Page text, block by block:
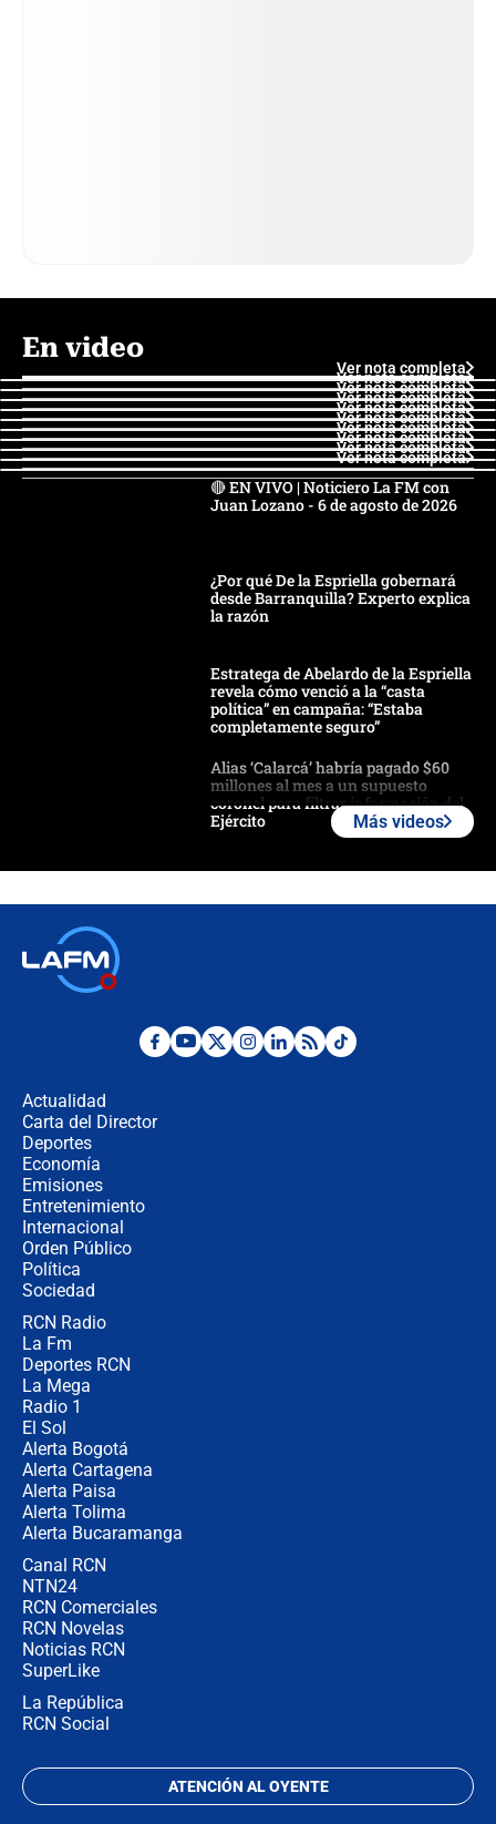
En video
Ver nota completa
Ver nota completa
Ver nota completa
Ver nota completa
Ver nota completa
Ver nota completa
Ver nota completa
Ver nota completa
Ver nota completa
Ver nota completa
🔴 EN VIVO | Noticiero La FM con
Juan Lozano - 6 de agosto de 2026
¿Por qué De la Espriella gobernará
desde Barranquilla? Experto explica
la razón
Estratega de Abelardo de la Espriella
revela cómo venció a la “casta
política” en campaña: “Estaba
completamente seguro”
Alias ‘Calarcá’ habría pagado $60
millones al mes a un supuesto
coronel para filtrar información del
Ejército
director de la Policía
Ministro de Defensa no descarta el
Más videos
Actualidad
Carta del Director
Deportes
Economía
Emisiones
Entretenimiento
Internacional
Orden Público
Política
Sociedad
RCN Radio
La Fm
Deportes RCN
La Mega
Radio 1
El Sol
Alerta Bogotá
Alerta Cartagena
Alerta Paisa
Alerta Tolima
Alerta Bucaramanga
Canal RCN
NTN24
RCN Comerciales
RCN Novelas
Noticias RCN
SuperLike
La República
RCN Social
ATENCIÓN AL OYENTE